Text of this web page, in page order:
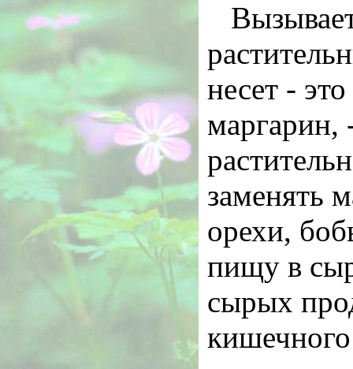
несет -
маргарин,
заменять
орехи,
пищу в
сырых
кишечного